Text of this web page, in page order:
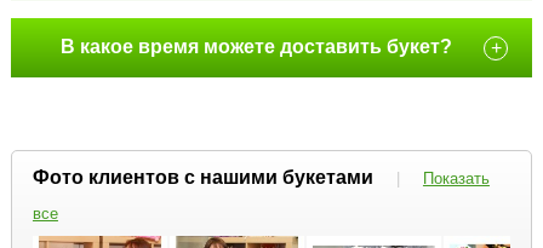
В какое время можете доставить букет? +
Фото клиентов с нашими букетами |
Показать
все